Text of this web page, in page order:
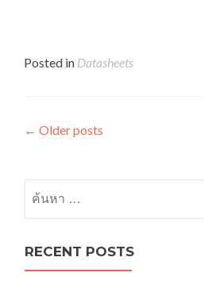
Posted in Datasheets
← Older posts
ค้นหาสำหรับ:
RECENT POSTS